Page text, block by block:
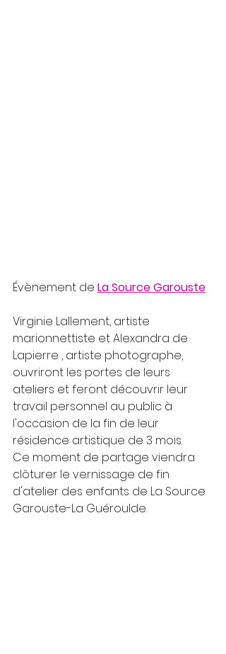
Évènement de La Source Garouste
Virginie Lallement, artiste
marionnettiste et Alexandra de
Lapierre , artiste photographe,
ouvriront les portes de leurs
ateliers et feront découvrir leur
travail personnel au public à
l'occasion de la fin de leur
résidence artistique de 3 mois.
Ce moment de partage viendra
clôturer le vernissage de fin
d'atelier des enfants de La Source
Garouste-La Guéroulde.